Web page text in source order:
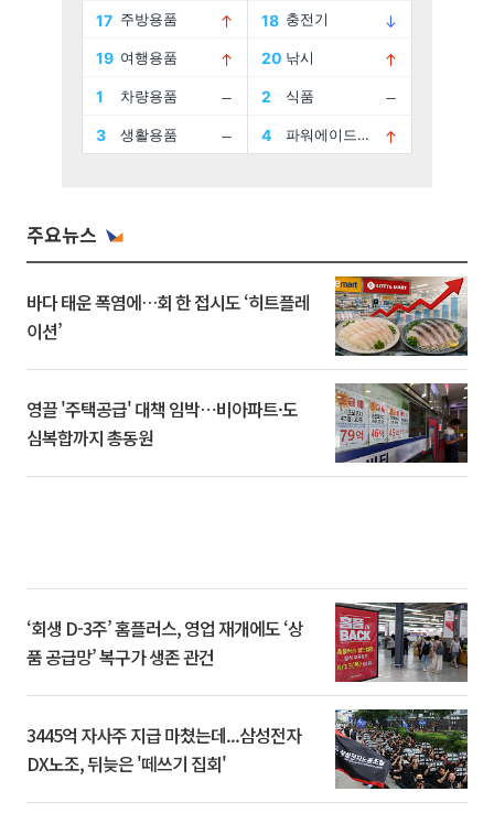
주요뉴스
바다 태운 폭염에…회 한 접시도 ‘히트플레
이션’
영끌 '주택공급' 대책 임박⋯비아파트·도
심복합까지 총동원
‘회생 D-3주’ 홈플러스, 영업 재개에도 ‘상
품 공급망’ 복구가 생존 관건
3445억 자사주 지급 마쳤는데...삼성전자
DX노조, 뒤늦은 '떼쓰기 집회'